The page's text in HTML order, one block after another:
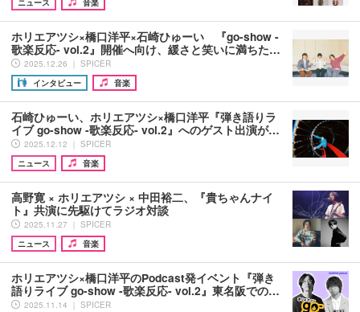
ニュース
音楽
ホリエアツシ×橋口洋平×石崎ひゅーい 『go-show -
歌楽反応- vol.2』開催へ向け、緩さと笑いに満ちた…
2025.12.26 ｜ SPICER
インタビュー
音楽
石崎ひゅーい、ホリエアツシ×橋口洋平『弾き語りラ
イブ go-show ‐歌楽反応‐ vol.2』へのゲスト出演が…
2025.12.12 ｜ SPICER
ニュース
音楽
高野寛 × ホリエアツシ × 中田裕二、『貴ちゃんナイ
ト』共演に先駆けてラジオ対談
2025.11.27 ｜ SPICER
ニュース
音楽
ホリエアツシ×橋口洋平のPodcast発イベント『弾き
語りライブ go-show ‐歌楽反応‐ vol.2』東名阪での…
2025.11.14 ｜ SPICER